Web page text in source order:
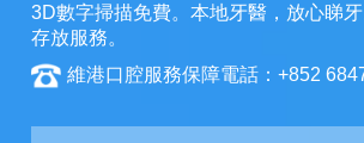
3D數字掃描免費。本地牙醫，放心睇
存放服務。
維港口腔服務保障電話：+852